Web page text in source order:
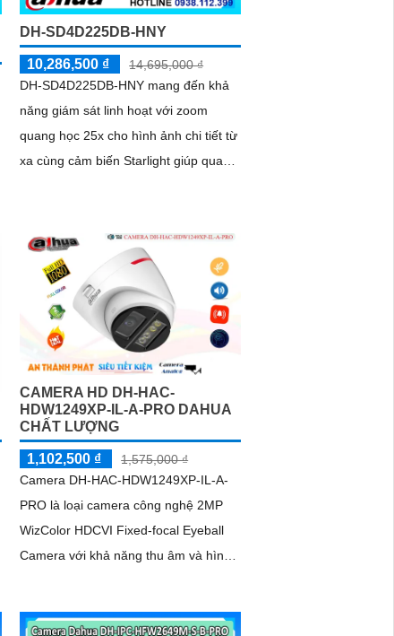
DH-SD4D225DB-HNY
10,286,500 ₫
14,695,000 ₫
DH-SD4D225DB-HNY mang đến khả
năng giám sát linh hoạt với zoom
quang học 25x cho hình ảnh chi tiết từ
xa cùng cảm biến Starlight giúp quan
100m và đèn ánh sáng ấm 50m giúp
hình ảnh ban đêm luôn sắc nét
Camera hỗ trợ chống nước IP67 cùng
tốc độ khung hình 30fps@1080p ổn
CAMERA HD DH-HAC-
HDW1249XP-IL-A-PRO DAHUA
CHẤT LƯỢNG
1,102,500 ₫
1,575,000 ₫
Camera DH-HAC-HDW1249XP-IL-A-
PRO là loại camera công nghệ 2MP
WizColor HDCVI Fixed-focal Eyeball
Camera với khả năng thu âm và hình
hơn dù lắp đặt ở đâu